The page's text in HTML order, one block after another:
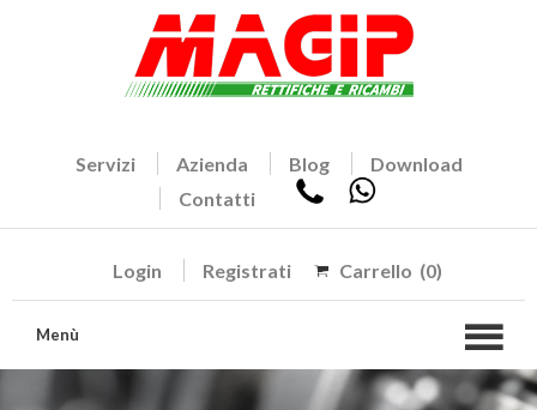
Servizi Azienda Blog
Download
Contatti
Login Registrati Carrello (0)
Menù